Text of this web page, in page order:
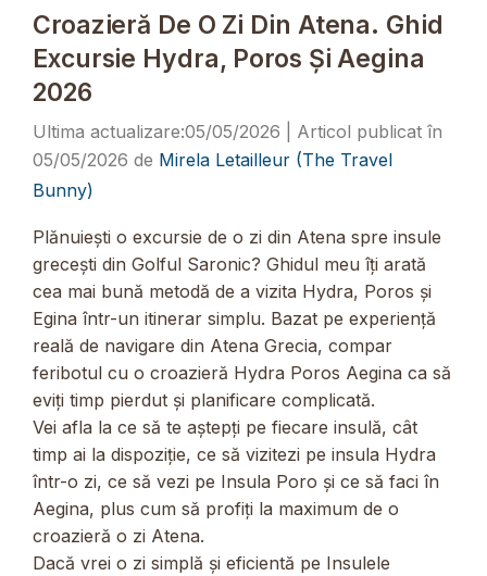
Croazieră De O Zi Din Atena. Ghid
Excursie Hydra, Poros Și Aegina
2026
05/05/2026
05/05/2026 de Mirela Letailleur (The Travel
Bunny)
Plănuiești o excursie de o zi din Atena spre insule
grecești din Golful Saronic? Ghidul meu îți arată
cea mai bună metodă de a vizita Hydra, Poros și
Egina într-un itinerar simplu. Bazat pe experiență
reală de navigare din Atena Grecia, compar
feribotul cu o croazieră Hydra Poros Aegina ca să
eviți timp pierdut și planificare complicată.
Vei afla la ce să te aștepți pe fiecare insulă, cât
timp ai la dispoziție, ce să vizitezi pe insula Hydra
într-o zi, ce să vezi pe Insula Poro și ce să faci în
Aegina, plus cum să profiți la maximum de o
croazieră o zi Atena.
Dacă vrei o zi simplă și eficientă pe Insulele